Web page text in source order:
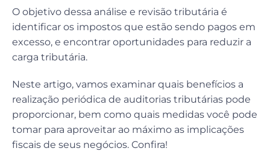
O objetivo dessa análise e revisão tributária é
identificar os impostos que estão sendo pagos em
excesso, e encontrar oportunidades para reduzir a
carga tributária.
Neste artigo, vamos examinar quais benefícios a
realização periódica de auditorias tributárias pode
proporcionar, bem como quais medidas você pode
tomar para aproveitar ao máximo as implicações
fiscais de seus negócios. Confira!